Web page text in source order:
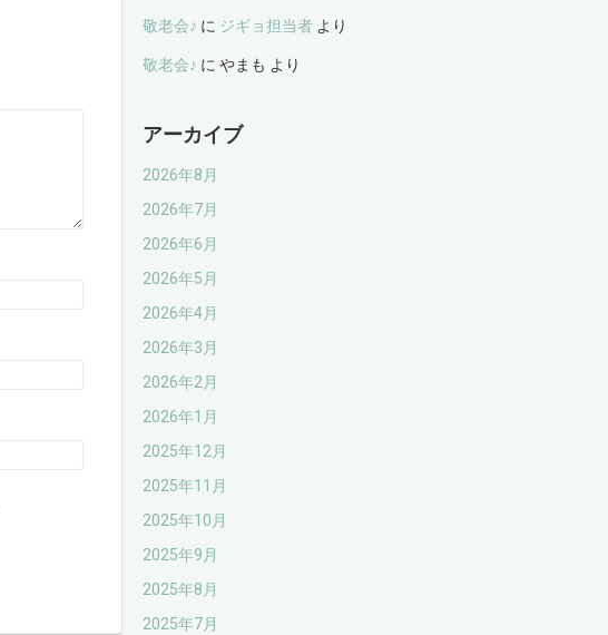
敬老会♪ に ジギョ担当者 より
敬老会♪ にやまも より
アーカイブ
2026年8月
2026年7月
2026年6月
2026年5月
2026年4月
2026年3月
2026年2月
2026年1月
2025年12月
2025年11月
2025年10月
2025年9月
2025年8月
2025年7月